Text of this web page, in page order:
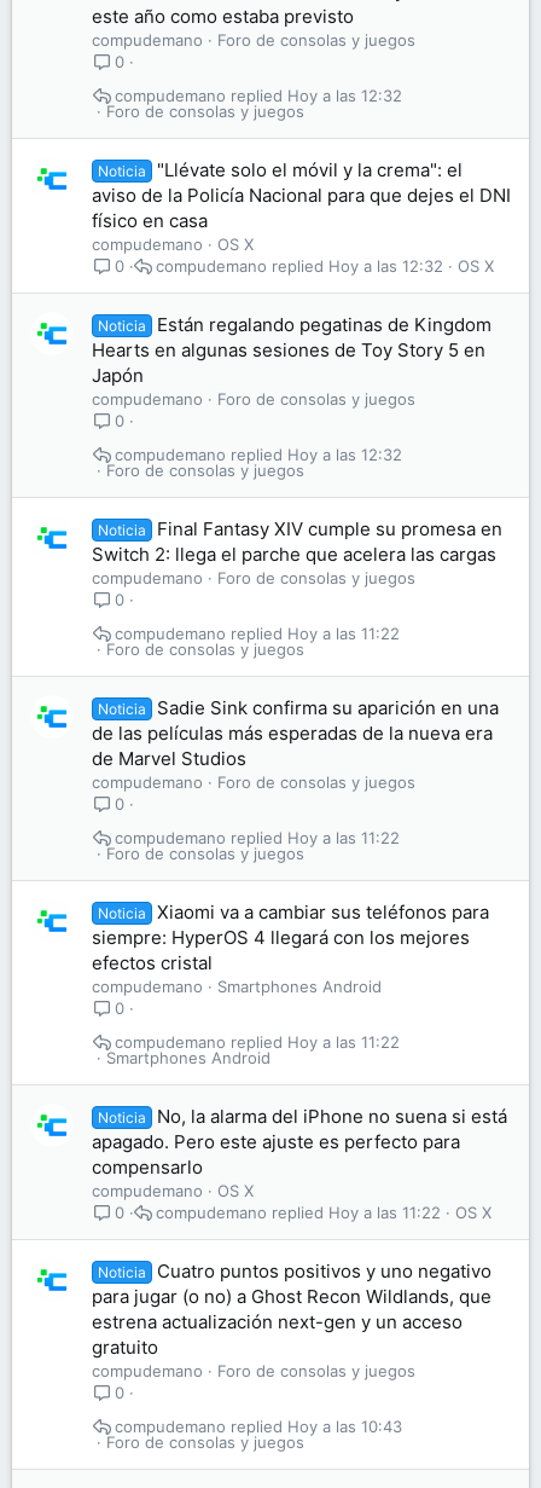
este año como estaba previsto
compudemano
Foro de consolas y juegos
0
Foro de consolas y juegos
Hoy a las 12:32
compudemano
Noticia
"Llévate solo el móvil y la crema": el
aviso de la Policía Nacional para que dejes el DNI
físico en casa
compudemano
OS X
0
OS X
Hoy a las 12:32
compudemano
Noticia
Están regalando pegatinas de Kingdom
Hearts en algunas sesiones de Toy Story 5 en
Japón
compudemano
Foro de consolas y juegos
0
Foro de consolas y juegos
Hoy a las 12:32
compudemano
Noticia
Final Fantasy XIV cumple su promesa en
Switch 2: llega el parche que acelera las cargas
compudemano
Foro de consolas y juegos
0
Foro de consolas y juegos
Hoy a las 11:22
compudemano
Noticia
Sadie Sink confirma su aparición en una
de las películas más esperadas de la nueva era
de Marvel Studios
compudemano
Foro de consolas y juegos
0
Foro de consolas y juegos
Hoy a las 11:22
compudemano
Noticia
Xiaomi va a cambiar sus teléfonos para
siempre: HyperOS 4 llegará con los mejores
efectos cristal
compudemano
Smartphones Android
0
Smartphones Android
Hoy a las 11:22
compudemano
Noticia
No, la alarma del iPhone no suena si está
apagado. Pero este ajuste es perfecto para
compensarlo
compudemano
OS X
0
OS X
Hoy a las 11:22
compudemano
Noticia
Cuatro puntos positivos y uno negativo
para jugar (o no) a Ghost Recon Wildlands, que
estrena actualización next-gen y un acceso
gratuito
compudemano
Foro de consolas y juegos
0
Foro de consolas y juegos
Hoy a las 10:43
compudemano